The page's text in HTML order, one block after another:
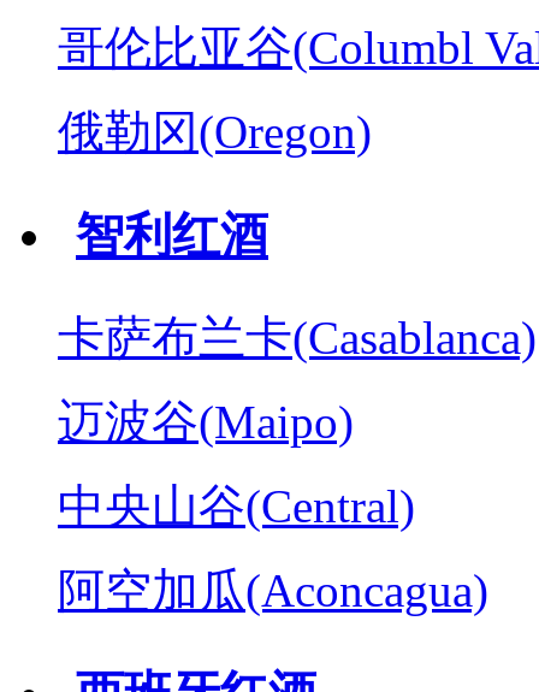
哥伦比亚谷(Columbl
俄勒冈(Oregon)
智利红酒
卡萨布兰卡(Casablanca)
迈波谷(Maipo)
中央山谷(Central)
阿空加瓜(Aconcagua)